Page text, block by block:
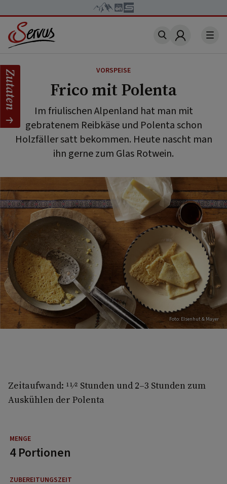
Account
VORSPEISE
Frico mit Polenta
Im friulischen Alpenland hat man mit
gebratenem Reibkäse und Polenta schon
Holzfäller satt bekommen. Heute nascht man
ihn gerne zum Glas Rotwein.
Foto: EIsenhut & Mayer
Zeitaufwand: 11⁄2 Stunden und 2–3 Stunden zum
Auskühlen der Polenta
4 Portionen
Zutaten